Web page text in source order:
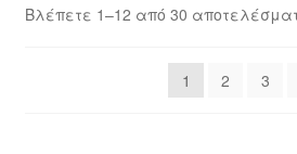
Βλέπετε 1–12 από 30
1
2 3